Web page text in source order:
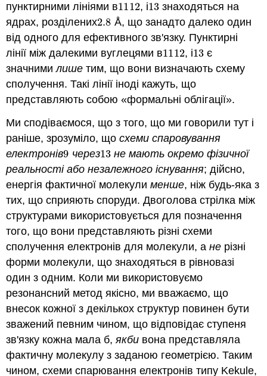
пунктирними лініями в11
1112
12, і13
13 знаходяться на
ядрах, розділених2.8
2.8 Å, що занадто далеко один
від одного для ефективного зв'язку. Пунктирні
лінії між далекими вуглецями в11
1112
12, і13
13 є
значнимилише тим, що вони визначають схему
сполучення. Такі лінії іноді кажуть, що
представляють собою «формальні облігації».
Ми сподіваємося, що з того, що ми говорили тут і
раніше, зрозуміло, щосхеми спаровування
електронів9
9 через13
13 не мають окремо фізичної
реальності або незалежного існування; дійсно,
енергія фактичної молекулименше, ніж будь-яка з
тих, що сприяють споруди. Двоголова стрілка між
структурами використовується для позначення
того, що вони представляють різні схеми
сполучення електронів для молекули, ане різні
форми молекули, що знаходяться в рівновазі
один з одним. Коли ми використовуємо
резонансний метод якісно, ми вважаємо, що
внесок кожної з декількох структур повинен бути
зважений певним чином, що відповідає ступеня
зв'язку кожна мала б,якби вона представляла
фактичну молекулу з заданою геометрією. Таким
чином, схеми спарювання електронів типу Kekule,